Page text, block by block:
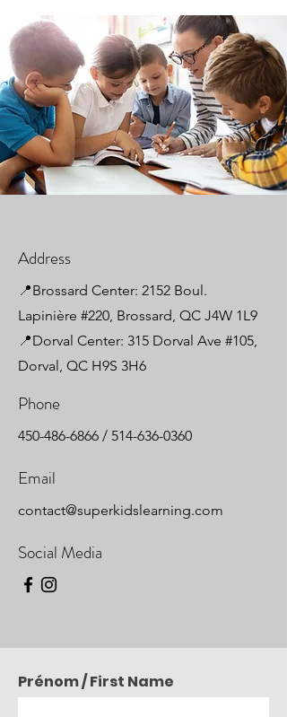
Address
📍Brossard Center: 2152 Boul.
Lapinière #220, Brossard, QC J4W 1L9
📍Dorval Center: 315 Dorval Ave #105,
Dorval, QC H9S 3H6
Phone
450-486-6866 / 514-636-0360
Email
contact@superkidslearning.com
Social Media
Prénom / First Name